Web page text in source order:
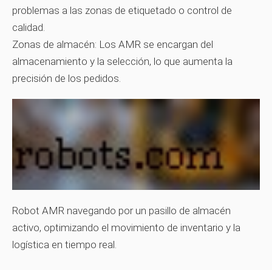
problemas a las zonas de etiquetado o control de
calidad.
Zonas de almacén: Los AMR se encargan del
almacenamiento y la selección, lo que aumenta la
precisión de los pedidos.
Robot AMR navegando por un pasillo de almacén
activo, optimizando el movimiento de inventario y la
logística en tiempo real.